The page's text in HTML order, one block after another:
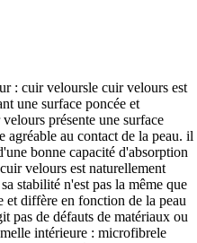
: cuir veloursle cuir velours est
une surface poncée et
présente une surface
agréable au contact de la peau. il
bonne capacité d'absorption
velours est naturellement
stabilité n'est pas la même que
et diffère en fonction de la peau
pas de défauts de matériaux ou
intérieure : microfibrele